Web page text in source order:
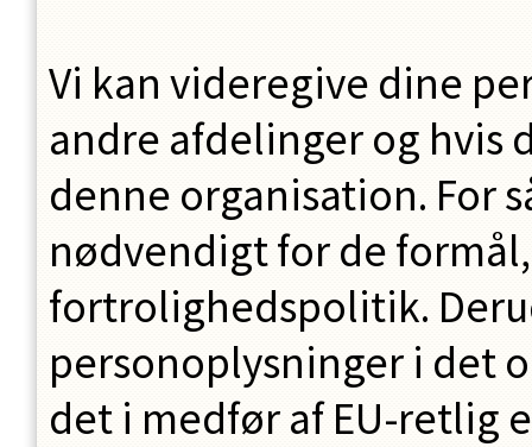
Vi kan videregive dine
andre afdelinger og hvis
denne organisation. For
nødvendigt for de
fortrolighedspolitik.
personoplysninger i det
det i medfør af EU-retlig